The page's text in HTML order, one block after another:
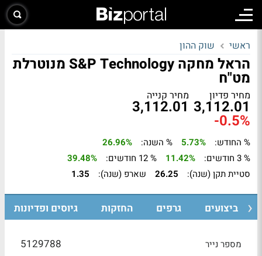
ראשי שוק ההון
הראל מחקה S&P Technology מנוטרלת
מט"ח
מחיר פדיון
3,112.01
מחיר קנייה
3,112.01
-0.5%
% החודש: 5.73% % השנה:
26.96%
% 3 חודשים:
11.42% % 12 חודשים:
39.48%
סטיית תקן (שנה):
26.25 שארפ (שנה): 1.35
ביצועים גרפים החזקות גיוסים ופדיונות
מספר נייר 5129788